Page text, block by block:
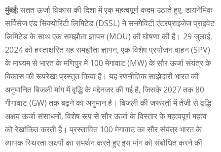
मुंबई:सतत ऊर्जा विकास की दिशा में एक महत्वपूर्ण कदम उठाते हुए, डायनेमिक
सर्विसेज एंड सिक्योरिटी लिमिटेड (DSSL) ने सनगेविटी एंटरप्राइजेज प्राइवेट
लिमिटेड के साथ एक समझौता ज्ञापन (MOU) की घोषणा की है। 29 जुलाई,
2024 को हस्ताक्षरित यह समझौता ज्ञापन, एक विशेष प्रयोजन वाहन (SPV)
के माध्यम से भारत के मणिपुर में 100 मेगावाट (MW) के सौर ऊर्जा संयंत्र के
विकास की रूपरेखा प्रस्तुत किया है। यह रणनीतिक साझेदारी भारत की
अनुमानित बिजली मांग में वृद्धि के मद्देनजर की गई है, जिसके 2027 तक 80
गीगावाट (GW) तक बढ़ने का अनुमान है। बिजली की जरूरतों में तेजी से वृद्धि
अक्षय ऊर्जा संसाधनों, विशेष रूप से सौर ऊर्जा के विस्तार के महत्वपूर्ण महत्व
को रेखांकित करती है। प्रस्तावित 100 मेगावाट का सौर संयंत्र भारत के
व्यापक स्थिरता लक्ष्यों का समर्थन करते हुए इस मांग को संबोधित करने की